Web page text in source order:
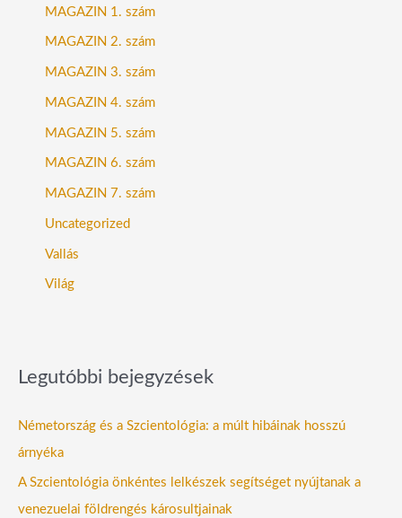
MAGAZIN 1. szám
MAGAZIN 2. szám
MAGAZIN 3. szám
MAGAZIN 4. szám
MAGAZIN 5. szám
MAGAZIN 6. szám
MAGAZIN 7. szám
Uncategorized
Vallás
Világ
Legutóbbi bejegyzések
Németország és a Szcientológia: a múlt hibáinak hosszú
árnyéka
A Szcientológia önkéntes lelkészek segítséget nyújtanak a
venezuelai földrengés károsultjainak